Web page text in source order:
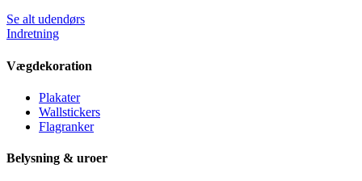
Se alt udendørs
Indretning
Vægdekoration
Plakater
Wallstickers
Flagranker
Belysning & uroer